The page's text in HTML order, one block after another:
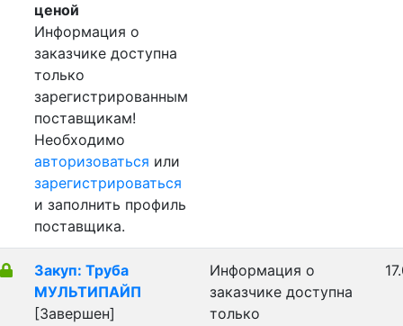
ценой
Информация о
заказчике доступна
только
зарегистрированным
поставщикам!
Необходимо
авторизоваться или
зарегистрироваться
и заполнить профиль
поставщика.
Закуп: Труба
МУЛЬТИПАЙП
[Завершен]
Информация о
заказчике доступна
только